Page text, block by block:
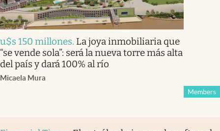
u$s 150 millones. La joya inmobiliaria que
“se vende sola”: será la nueva torre más alta
del país y dará 100% al río
Micaela Mura
Members